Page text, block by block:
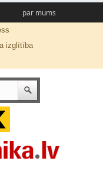
par mums
izglītība